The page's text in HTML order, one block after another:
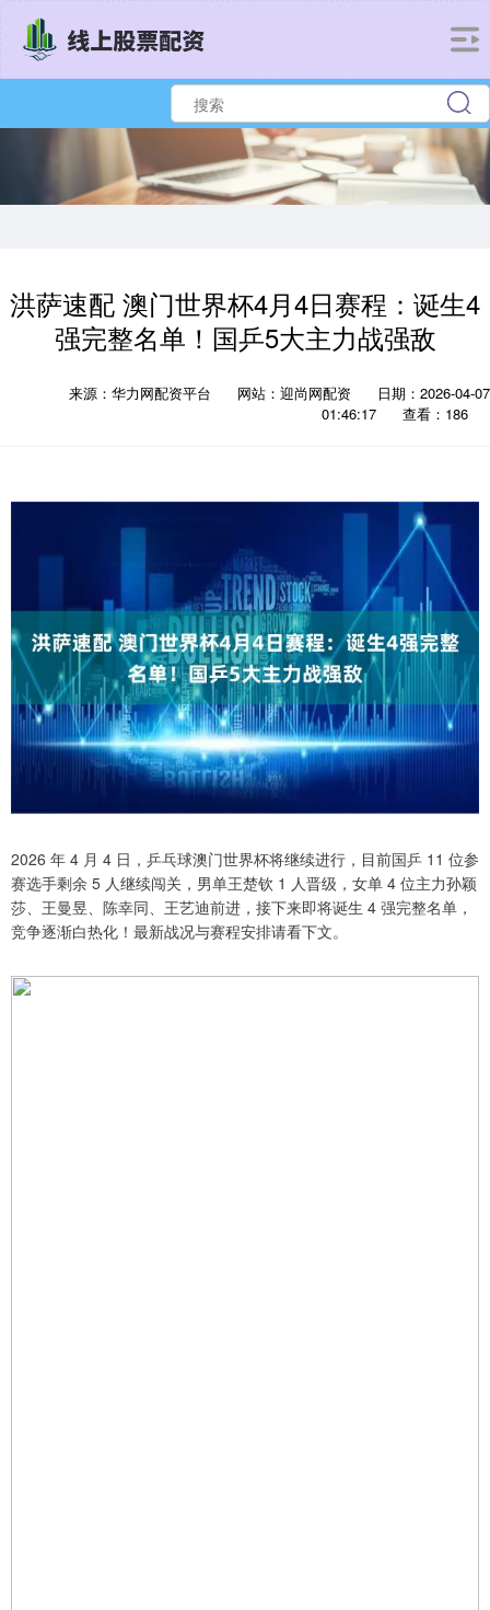
洪萨速配 澳门世界杯4月4日赛程：诞生4
强完整名单！国乒5大主力战强敌
来源：华力网配资平台 网站：迎尚网配资
日期：2026-04-07
01:46:17
查看：186
2026 年 4 月 4 日，乒乓球澳门世界杯将继续进行，目前国乒 11 位参
赛选手剩余 5 人继续闯关，男单王楚钦 1 人晋级，女单 4 位主力孙颖
莎、王曼昱、陈幸同、王艺迪前进，接下来即将诞生 4 强完整名单，
竞争逐渐白热化！最新战况与赛程安排请看下文。